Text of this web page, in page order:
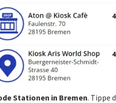
Stationen in Bremen. Tippe